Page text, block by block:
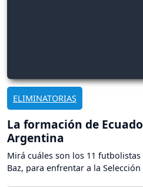
ELIMINATORIAS
La formación de
Argentina
Mirá cuáles son los 11
Baz, para enfrentar a la